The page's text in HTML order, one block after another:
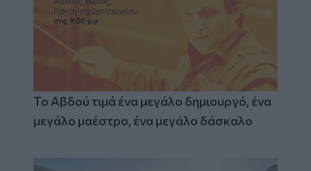
Το Αβδού τιμά ένα μεγάλο δημιουργό, ένα
μεγάλο μαέστρο, ένα μεγάλο δάσκαλο